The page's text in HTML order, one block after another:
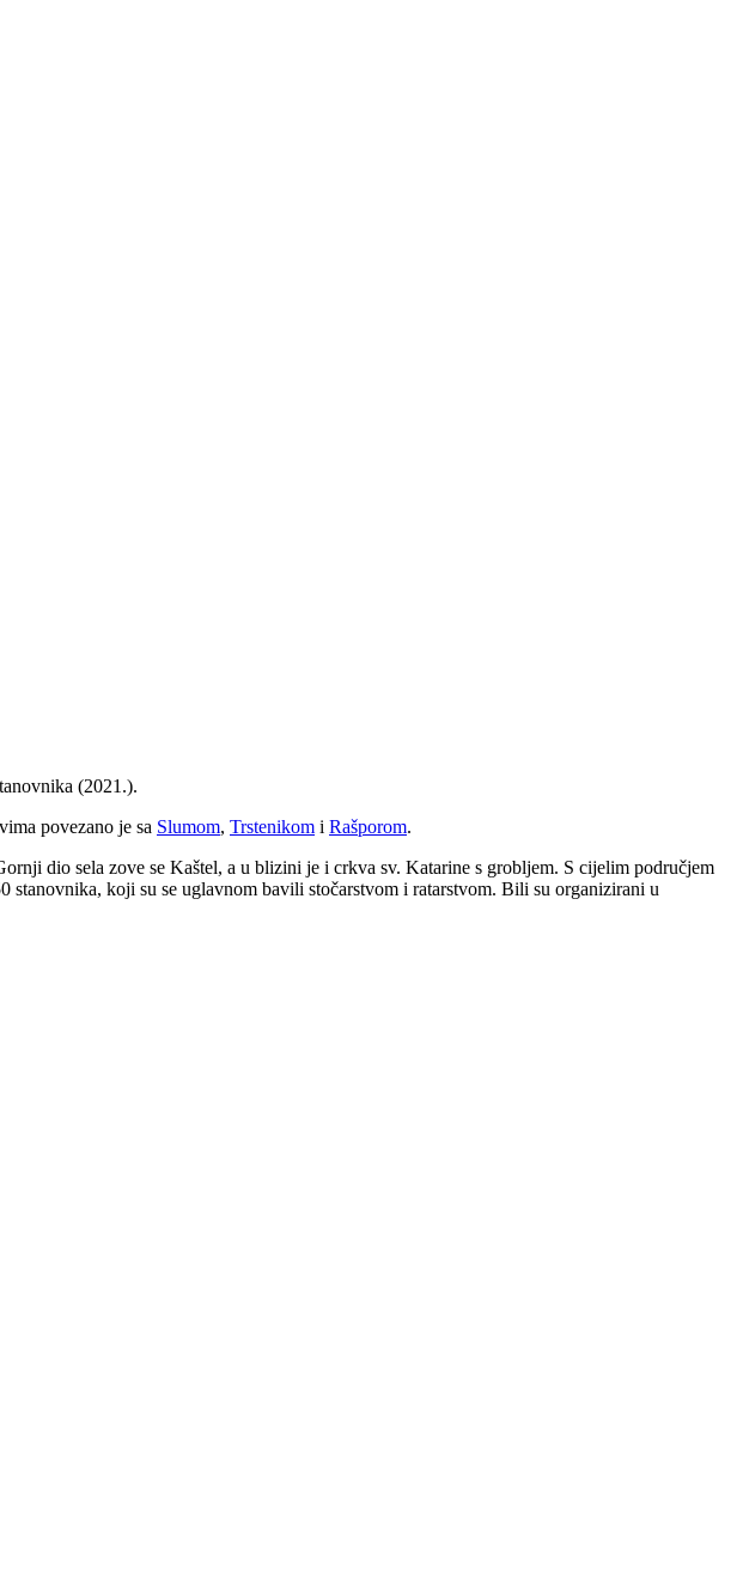
(2021.).
povezano je sa Slumom, Trstenikom i Rašporom.
dio sela zove se Kaštel, a u blizini je i crkva sv. Katarine s grobljem. S cijelim područjem
koji su se uglavnom bavili stočarstvom i ratarstvom. Bili su organizirani u